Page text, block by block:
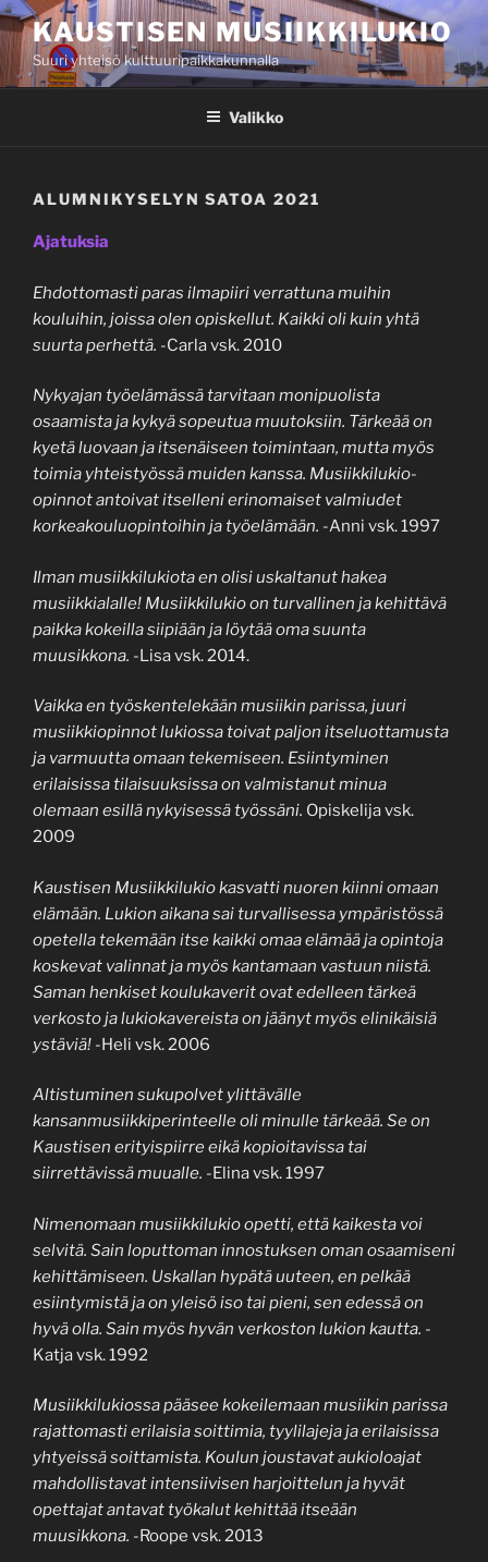
Siirry
sisältöönKAUSTISEN MUSIIKKILUKIO
Suuri yhteisö kulttuuripaikkakunnalla
Valikko
ALUMNIKYSELYN SATOA 2021
Ajatuksia
Ehdottomasti paras ilmapiiri verrattuna muihin
kouluihin, joissa olen opiskellut. Kaikki oli kuin yhtä
suurta perhettä. -Carla vsk. 2010
Nykyajan työelämässä tarvitaan monipuolista
osaamista ja kykyä sopeutua muutoksiin. Tärkeää on
kyetä luovaan ja itsenäiseen toimintaan, mutta myös
toimia yhteistyössä muiden kanssa. Musiikkilukio-
opinnot antoivat itselleni erinomaiset valmiudet
korkeakouluopintoihin ja työelämään. -Anni vsk. 1997
Ilman musiikkilukiota en olisi uskaltanut hakea
musiikkialalle! Musiikkilukio on turvallinen ja kehittävä
paikka kokeilla siipiään ja löytää oma suunta
muusikkona. -Lisa vsk. 2014.
Vaikka en työskentelekään musiikin parissa, juuri
musiikkiopinnot lukiossa toivat paljon itseluottamusta
ja varmuutta omaan tekemiseen. Esiintyminen
erilaisissa tilaisuuksissa on valmistanut minua
olemaan esillä nykyisessä työssäni. Opiskelija vsk.
2009
Kaustisen Musiikkilukio kasvatti nuoren kiinni omaan
elämään. Lukion aikana sai turvallisessa ympäristössä
opetella tekemään itse kaikki omaa elämää ja opintoja
koskevat valinnat ja myös kantamaan vastuun niistä.
Saman henkiset koulukaverit ovat edelleen tärkeä
verkosto ja lukiokavereista on jäänyt myös elinikäisiä
ystäviä! -Heli vsk. 2006
Altistuminen sukupolvet ylittävälle
kansanmusiikkiperinteelle oli minulle tärkeää. Se on
Kaustisen erityispiirre eikä kopioitavissa tai
siirrettävissä muualle. -Elina vsk. 1997
Nimenomaan musiikkilukio opetti, että kaikesta voi
selvitä. Sain loputtoman innostuksen oman osaamiseni
kehittämiseen. Uskallan hypätä uuteen, en pelkää
esiintymistä ja on yleisö iso tai pieni, sen edessä on
hyvä olla. Sain myös hyvän verkoston lukion kautta. -
Katja vsk. 1992
Musiikkilukiossa pääsee kokeilemaan musiikin parissa
rajattomasti erilaisia soittimia, tyylilajeja ja erilaisissa
yhtyeissä soittamista. Koulun joustavat aukioloajat
mahdollistavat intensiivisen harjoittelun ja hyvät
opettajat antavat työkalut kehittää itseään
muusikkona. -Roope vsk. 2013